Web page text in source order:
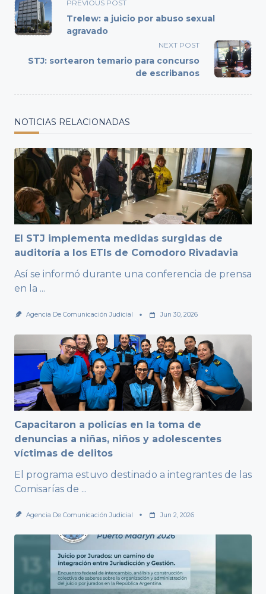
class="nav-
subtitle
reader-
PREVIOUS POST
Trelew: a juicio por abuso sexual
agravado
NEXT POST
STJ: sortearon temario para concurso
de escribanos
NOTICIAS RELACIONADAS
El STJ implementa medidas surgidas de
auditoría a los ETIs de Comodoro Rivadavia
Así se informó durante una conferencia de prensa
en la ...
Agencia De Comunicación Judicial Jun 30, 2026
Capacitaron a policías en la toma de
denuncias a niñas, niños y adolescentes
víctimas de delitos
El programa estuvo destinado a integrantes de las
Comisarías de ...
Agencia De Comunicación Judicial Jun 2, 2026